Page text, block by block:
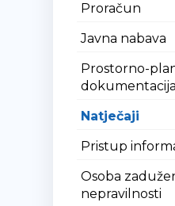
Proračun
Javna nabava
Prostorno-
dokumentacija
Natječaji
Pristup
Osoba
nepravilnosti